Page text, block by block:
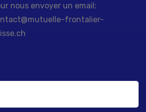
nous envoyer un email:
frontalier-